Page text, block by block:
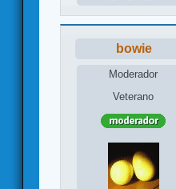
bowie
Moderador
Veterano